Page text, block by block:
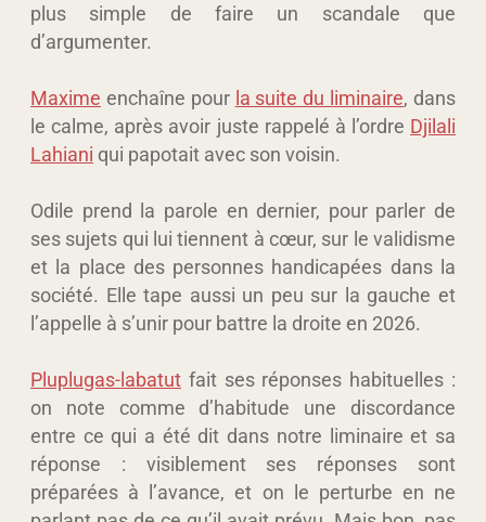
plus simple de faire un scandale que
d’argumenter.
Maxime enchaîne pour la suite du liminaire, dans
le calme, après avoir juste rappelé à l’ordre Djilali
Lahiani qui papotait avec son voisin.
Odile prend la parole en dernier, pour parler de
ses sujets qui lui tiennent à cœur, sur le validisme
et la place des personnes handicapées dans la
société. Elle tape aussi un peu sur la gauche et
l’appelle à s’unir pour battre la droite en 2026.
Pluplugas-labatut fait ses réponses habituelles :
on note comme d’habitude une discordance
entre ce qui a été dit dans notre liminaire et sa
réponse : visiblement ses réponses sont
préparées à l’avance, et on le perturbe en ne